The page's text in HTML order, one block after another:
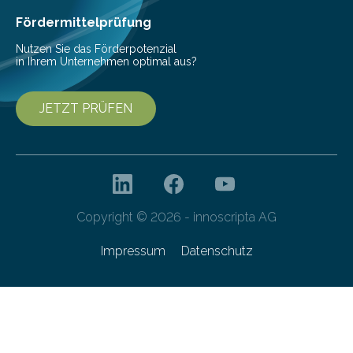
Fördermittelprüfung
Nutzen Sie das Förderpotenzial
in Ihrem Unternehmen optimal aus?
JETZT PRÜFEN
Copyright © 2026 - innoscripta AG
Impressum Datenschutz